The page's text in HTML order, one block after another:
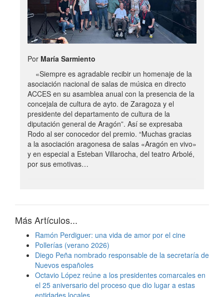
Por María Sarmiento
«Siempre es agradable recibir un homenaje de la
asociación nacional de salas de música en directo
ACCES en su asamblea anual con la presencia de la
concejala de cultura de ayto. de Zaragoza y el
presidente del departamento de cultura de la
diputación general de Aragón”. Así se expresaba
Rodo al ser conocedor del premio. “Muchas gracias
a la asociación aragonesa de salas «Aragón en vivo»
y en especial a Esteban Villarocha, del teatro Arbolé,
por sus emotivas…
Más Artículos...
Ramón Perdiguer: una vida de amor por el cine
Pollerías (verano 2026)
Diego Peña nombrado responsable de la secretaría de
Nuevos españoles
Octavio López reúne a los presidentes comarcales en
el 25 aniversario del proceso que dio lugar a estas